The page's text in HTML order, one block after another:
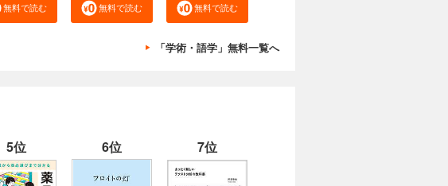
無料で読む 無料で読む 無料で読む
「学術・語学」無料一覧へ
5位 6位 7位